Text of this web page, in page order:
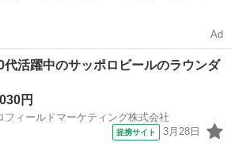
Ad
代活躍中のサッポロビールのラウンダ
円
フィールドマーケティング株式会社
提携サイト 3月28日